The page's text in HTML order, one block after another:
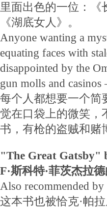
里面出色的一位：《
《湖底女人》。
Anyone wanting a
equating faces with
disappointed by the
gun molls and
每个人都想要一个简
觉在口袋上的微笑，
书，有枪的盗贼和
"The Great Gatsby"
F·斯科特·菲茨杰拉
Also recommended
这本书也被恰克·帕